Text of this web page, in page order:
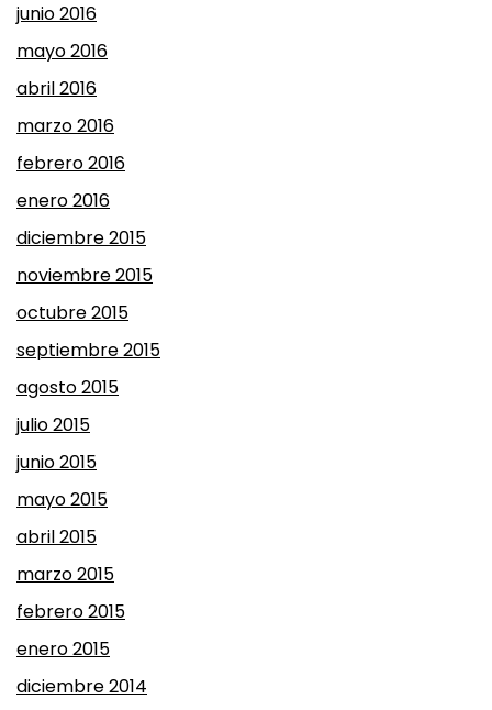
junio 2016
mayo 2016
abril 2016
marzo 2016
febrero 2016
enero 2016
diciembre 2015
noviembre 2015
octubre 2015
septiembre 2015
agosto 2015
julio 2015
junio 2015
mayo 2015
abril 2015
marzo 2015
febrero 2015
enero 2015
diciembre 2014